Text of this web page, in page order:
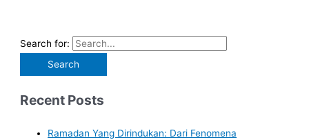
Search for:
Recent Posts
Ramadan Yang Dirindukan: Dari Fenomena